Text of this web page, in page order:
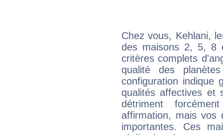
Chez vous, Kehlani,
des maisons 2, 5, 8
critères complets
qualité des
configuration indique
qualités affectives et
détriment
affirmation, mais
importantes. Ces